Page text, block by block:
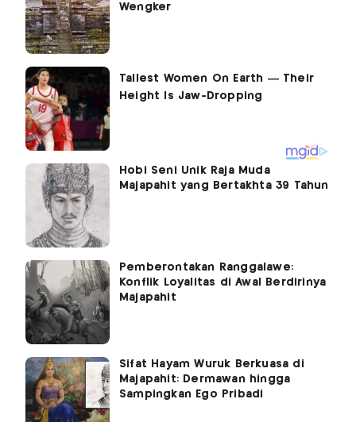
Wengker
Hobi Seni Unik Raja Muda
Majapahit yang Bertakhta 39 Tahun
Pemberontakan Ranggalawe:
Konflik Loyalitas di Awal Berdirinya
Majapahit
Sifat Hayam Wuruk Berkuasa di
Majapahit: Dermawan hingga
Sampingkan Ego Pribadi